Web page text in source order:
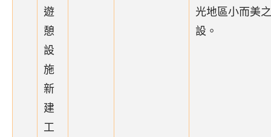
遊
憩
設
施
新
建
工
光地區小而美
設。